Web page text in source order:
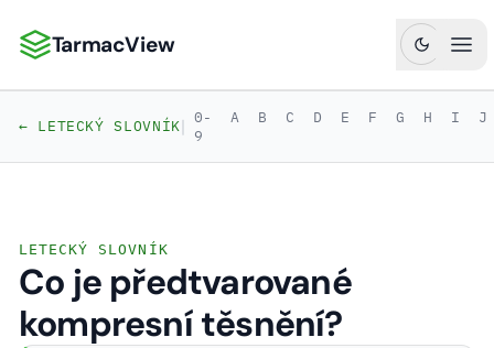
TarmacView: Precizní letecká analytika
TarmacView
← LETECKÝ SLOVNÍK| 0-
9
A B C D E F G H I J
LETECKÝ SLOVNÍK
Co je předtvarované
kompresní těsnění?